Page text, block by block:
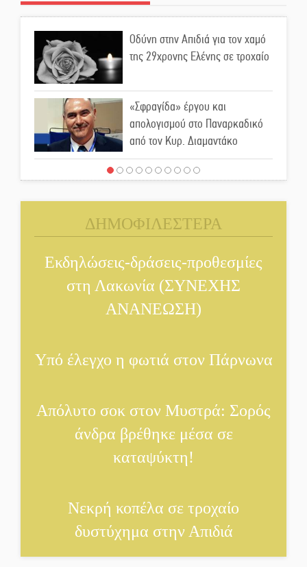
Οδύνη στην Απιδιά για τον χαμό
της 29χρονης Ελένης σε τροχαίο
«Σφραγίδα» έργου και
απολογισμού στο Παναρκαδικό
από τον Κυρ. Διαμαντάκο
Μια «χρυσή» ελαιοκομική
Εκδηλώσεις του ΚΚΕ Λακωνίας
για τα 80 χρόνια από την ίδρυση
του Δημοκρατικού Στρατού
«Στέγνωσε» από νερό πάνω από
ΔΥΠΑ: Επιπλέον 8.000
επιδοτούμενες θέσεις στο
Μισθός: Το στοίχημα των 1.500
ευρώ
ΔΗΜΟΦΙΛΕΣΤΕΡΑ
Εκδηλώσεις-δράσεις-προθεσμίες
στη Λακωνία (ΣΥΝΕΧΗΣ
ΑΝΑΝΕΩΣΗ)
Υπό έλεγχο η φωτιά στον Πάρνωνα
Απόλυτο σοκ στον Μυστρά: Σορός
άνδρα βρέθηκε μέσα σε
καταψύκτη!
Νεκρή κοπέλα σε τροχαίο
δυστύχημα στην Απιδιά